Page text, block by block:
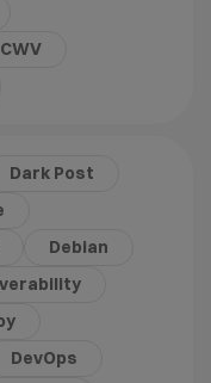
CWV
Dark Post
Debian
DevOps